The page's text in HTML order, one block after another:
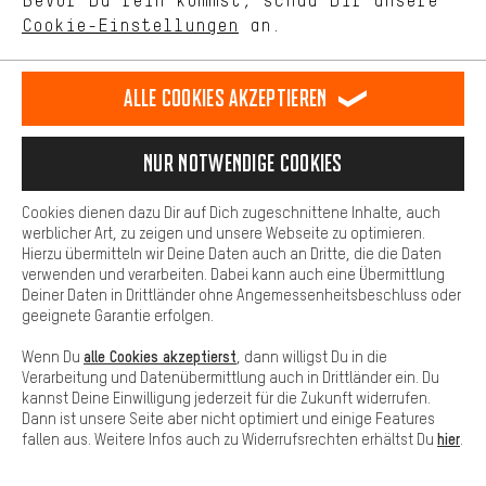
Roy V.
Bewertungen: 5 von 5
Guter Preis, super
Auswahl,
freundlicher
Service am Telefon
und schneller
Versand.
Kevin S.
Bewertungen: 5 von 5
Immer extrem
schneller
Einer meiner
Lieblings-
Onlineversender
und super
Cookie-Einstellungen an.
unseres Shop-Angebots.
Dein Shopping-Erlebnis wird komfortabler. Mit Komfort-Cookies
stellen wir Verknüpfungen zu Social Media Plattformen her. So
können wir dir weitere nützliche Inhalte und Informationen zur
Verfügung stellen. Zudem hast du die Möglichkeit zusätzliche
Services zu nutzen, die es dir erleichtern die richtigen Produkte zu
finden. Beispielsweise bieten wir eine Chat-Funktion an, damit
Fragen schnell und unkompliziert beantwortet werden können.
Basis
Basis-Cookies gewährleisten, dass Du unsere Webseite
grundsätzlich nutzen kannst.
Alle Cookies akzeptieren
Nur Notwendige Cookies
Cookies dienen dazu Dir auf Dich zugeschnittene Inhalte, auch
werblicher Art, zu zeigen und unsere Webseite zu optimieren.
Hierzu übermitteln wir Deine Daten auch an Dritte, die die Daten
verwenden und verarbeiten. Dabei kann auch eine Übermittlung
Deiner Daten in Drittländer ohne Angemessenheitsbeschluss oder
geeignete Garantie erfolgen.
Wenn Du alle Cookies akzeptierst , dann willigst Du in die
Verarbeitung und Datenübermittlung auch in Drittländer ein. Du
kannst Deine Einwilligung jederzeit für die Zukunft widerrufen.
Dann ist unsere Seite aber nicht optimiert und einige Features
fallen aus. Weitere Infos auch zu Widerrufsrechten erhältst Du hier